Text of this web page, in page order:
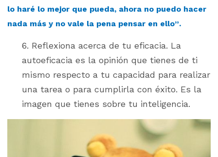
lo haré lo mejor que pueda, ahora no puedo hacer
nada más y no vale la pena pensar en ello”.
6. Reflexiona acerca de tu eficacia. La
autoeficacia es la opinión que tienes de ti
mismo respecto a tu capacidad para realizar
una tarea o para cumplirla con éxito. Es la
imagen que tienes sobre tu inteligencia.